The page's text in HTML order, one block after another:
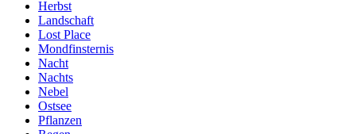
Herbst
Landschaft
Lost Place
Mondfinsternis
Nacht
Nachts
Nebel
Ostsee
Pflanzen